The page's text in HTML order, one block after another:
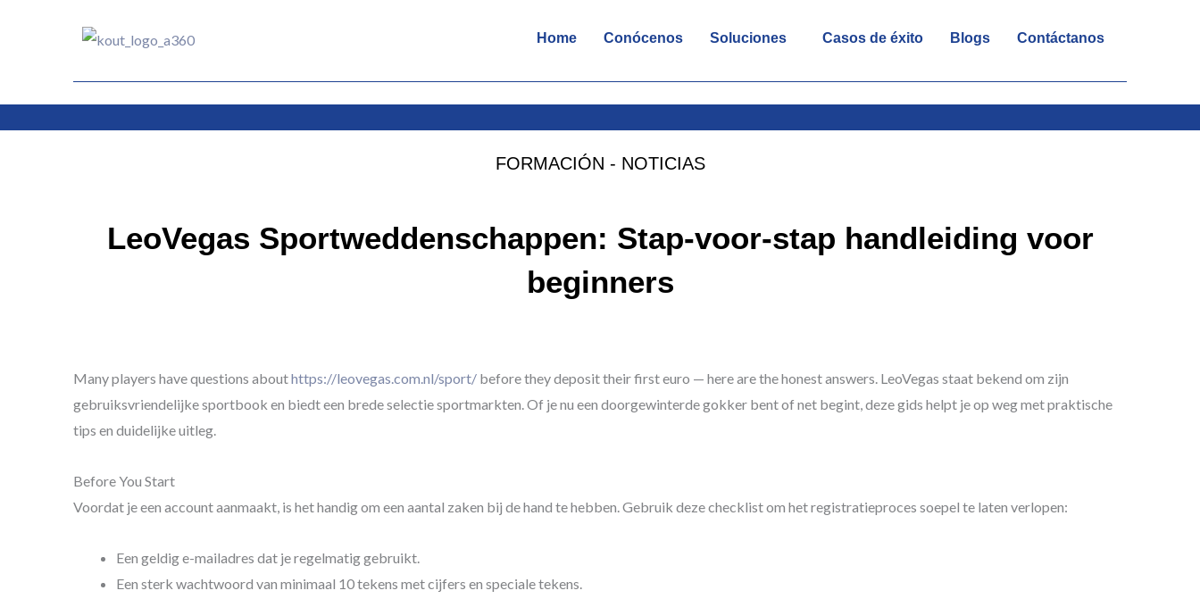
Home Conócenos Soluciones Casos de éxito Blogs Contáctanos
FORMACIÓN - NOTICIAS
LeoVegas Sportweddenschappen: Stap-voor-stap handleiding voor
beginners
Many players have questions abouthttps://leovegas.com.nl/sport/ before they deposit their first euro — here are the honest answers. LeoVegas staat bekend om zijn
gebruiksvriendelijke sportbook en biedt een brede selectie sportmarkten. Of je nu een doorgewinterde gokker bent of net begint, deze gids helpt je op weg met praktische
tips en duidelijke uitleg.
Before You Start
Voordat je een account aanmaakt, is het handig om een aantal zaken bij de hand te hebben. Gebruik deze checklist om het registratieproces soepel te laten verlopen:
Een geldig e-mailadres dat je regelmatig gebruikt.
Een sterk wachtwoord van minimaal 10 tekens met cijfers en speciale tekens.